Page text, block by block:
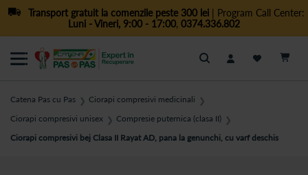
Transport gratuit la comenzile peste 300 lei| Program Call Center:
Luni - Vineri, 9:00 - 17:00, 0374.336.802
Cautare
Catena Pas cu Pas ❯ Ciorapi compresivi medicinali ❯
Ciorapi compresivi unisex ❯ Compresie puternica (clasa II) ❯
Ciorapi compresivi bej Clasa II Rayat AD, pana la genunchi, cu varf deschis